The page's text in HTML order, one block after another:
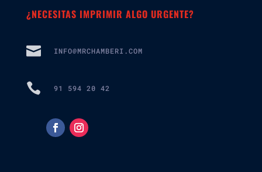
¿NECESITAS IMPRIMIR ALGO URGENTE?
 INFO@MRCHAMBERI.COM
 91 594 20 42